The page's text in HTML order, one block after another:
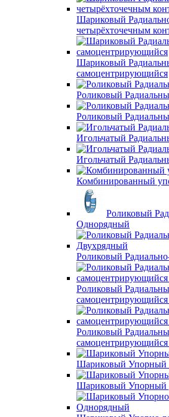
Шариковый
четырёхточечным
Шариковый
самоцентрирующийся
Роликовый
Роликовый
Игольчатый
Игольчатый
Комбинированный
Роликовый
Однорядный
Роликовый
Роликовый
Роликовый
Шариковый Упорный
Шариковый Упорный